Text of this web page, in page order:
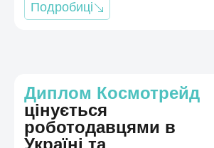
Подробиці
Диплом Космотрейд
цінується
роботодавцями в
Україні та